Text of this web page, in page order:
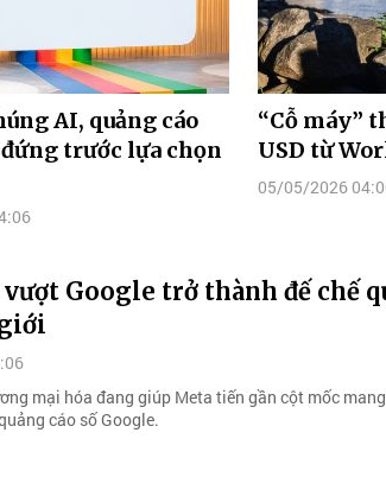
AI, quảng cáo
trước lựa chọn
“Cỗ máy”
USD từ
05/05/2026
Google trở thành đế chế
mại hóa đang giúp Meta tiến gần cột mốc
cáo số Google.